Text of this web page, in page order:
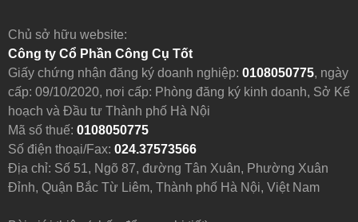
Chủ sở hữu website:
Công ty Cổ Phần Công Cụ Tốt
Giấy chứng nhận đăng ký doanh nghiệp: 0108050775, ngày
cấp: 09/10/2020, nơi cấp: Phòng đăng ký kinh doanh, Sở Kế
hoạch và Đầu tư Thành phố Hà Nội
Mã số thuế: 0108050775
Số điện thoại/Fax: 024.37573566
Địa chỉ: Số 51, Ngõ 87, đường Tân Xuân, Phường Xuân
Đỉnh, Quận Bắc Từ Liêm, Thành phố Hà Nội, Việt Nam